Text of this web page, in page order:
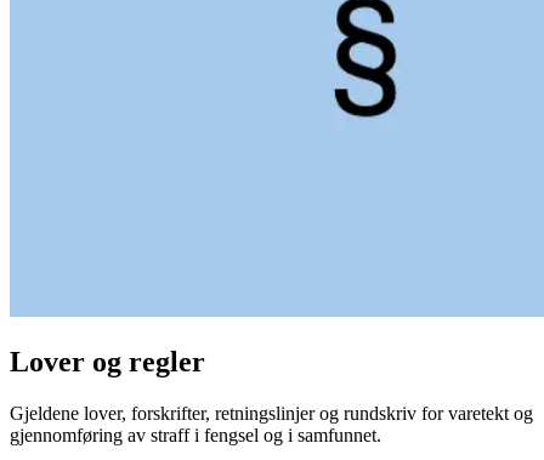
Lover og regler
Gjeldene lover, forskrifter, retningslinjer og rundskriv for varetekt og
gjennomføring av straff i fengsel og i samfunnet.